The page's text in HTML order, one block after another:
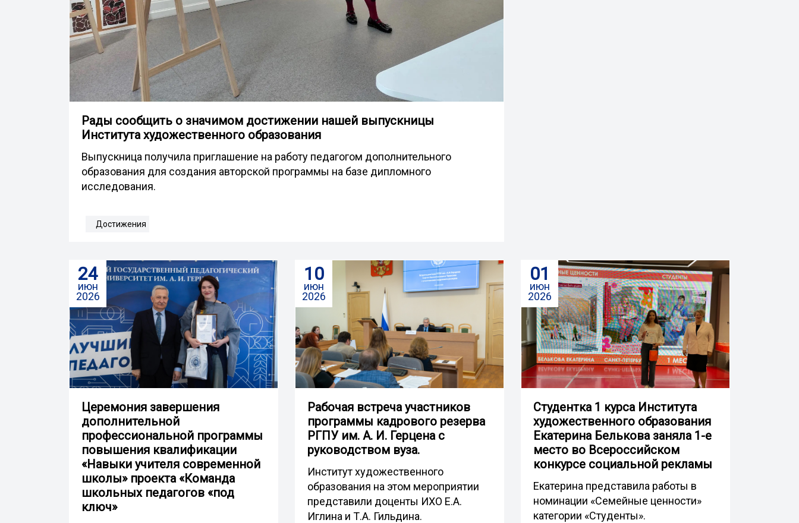
Рады сообщить о значимом достижении нашей выпускницы
Института художественного образования
Выпускница получила приглашение на работу педагогом дополнительного
образования для создания авторской программы на базе дипломного
исследования.
Достижения
24
июн
2026
Церемония завершения
дополнительной
профессиональной программы
повышения квалификации
«Навыки учителя современной
школы» проекта «Команда
школьных педагогов «под
ключ»
10
июн
2026
Рабочая встреча участников
программы кадрового резерва
РГПУ им. А. И. Герцена с
руководством вуза.
Институт художественного
образования на этом мероприятии
представили доценты ИХО Е.А.
Иглина и Т.А. Гильдина.
01
июн
2026
Студентка 1 курса Института
художественного образования
Екатерина Белькова заняла 1-е
место во Всероссийском
конкурсе социальной рекламы
Екатерина представила работы в
номинации «Семейные ценности»
категории «Студенты».